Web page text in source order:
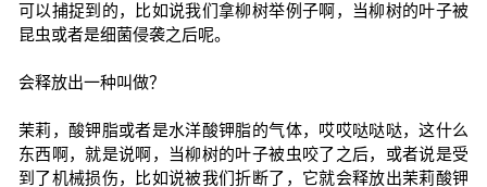
可以捕捉到的，比如说我们拿柳树举例子啊，当柳树的叶子被
昆虫或者是细菌侵袭之后呢。
会释放出一种叫做？
茉莉，酸钾脂或者是水洋酸钾脂的气体，哎哎哒哒哒，这什么
东西啊，就是说啊，当柳树的叶子被虫咬了之后，或者说是受
到了机械损伤，比如说被我们折断了，它就会释放出茉莉酸钾